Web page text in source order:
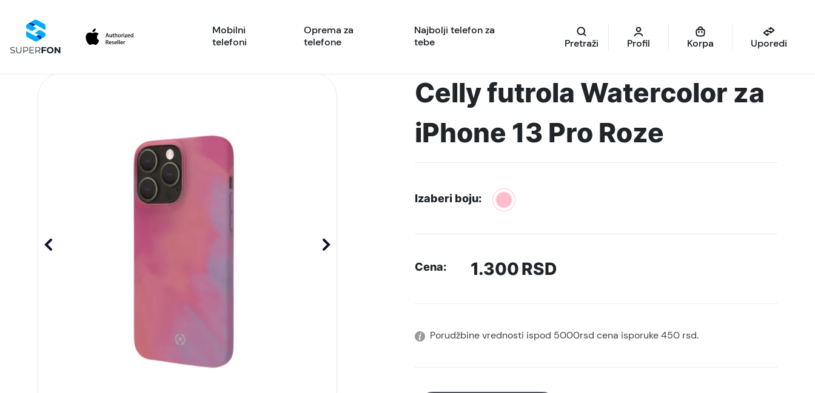
Mobilni
telefoni
Oprema za
telefone
Najbolji telefon za
tebe
Pretraži Profil Korpa Uporedi
Celly futrola Watercolor za
iPhone 13 Pro Roze
Izaberi boju:
Cena: 1.300RSD
Porudžbine vrednosti ispod 5000rsd cena isporuke 450 rsd.